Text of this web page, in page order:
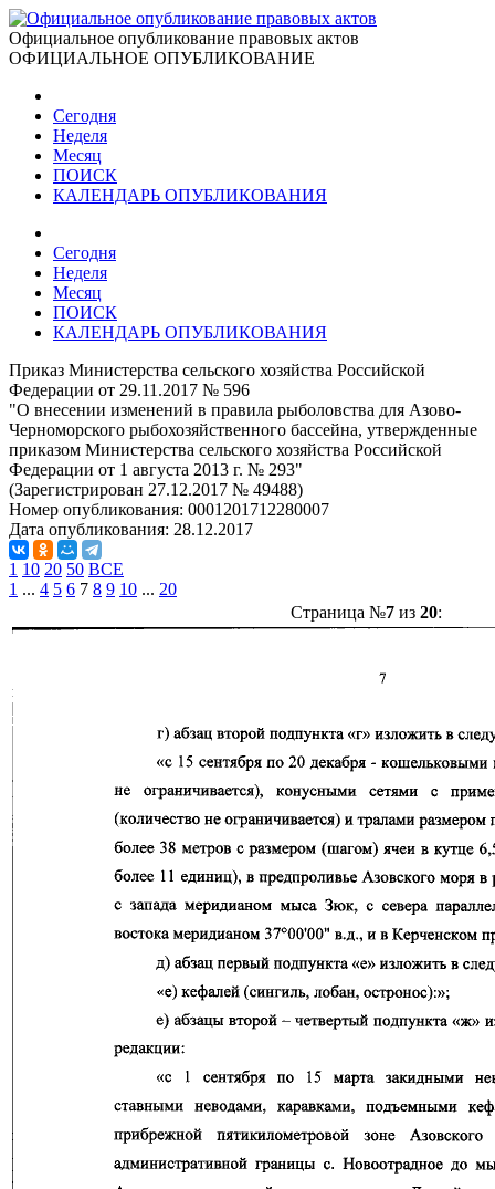
Официальное опубликование правовых актов
ОФИЦИАЛЬНОЕ ОПУБЛИКОВАНИЕ
Сегодня
Неделя
Месяц
ПОИСК
КАЛЕНДАРЬ ОПУБЛИКОВАНИЯ
Сегодня
Неделя
Месяц
ПОИСК
КАЛЕНДАРЬ ОПУБЛИКОВАНИЯ
Приказ Министерства сельского хозяйства Российской
Федерации от 29.11.2017 № 596
"О внесении изменений в правила рыболовства для Азово-
Черноморского рыбохозяйственного бассейна, утвержденные
приказом Министерства сельского хозяйства Российской
Федерации от 1 августа 2013 г. № 293"
(Зарегистрирован 27.12.2017 № 49488)
Номер опубликования: 0001201712280007
Дата опубликования: 28.12.2017
1 10 20 50 ВСЕ
1 ... 4 5 6 7 8 9 10 ... 20
Страница №7из 20: